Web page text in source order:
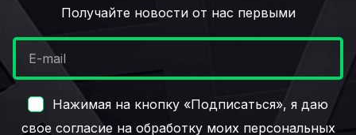
Получайте новости от нас первыми
Нажимая на кнопку «Подписаться», я даю
свое согласие на обработку моих персональных